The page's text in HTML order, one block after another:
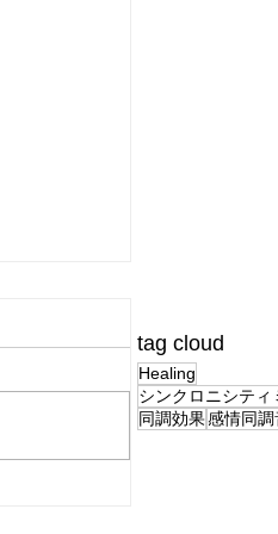
tag cloud
Healing
シンクロニシティ
同調効果感情同調